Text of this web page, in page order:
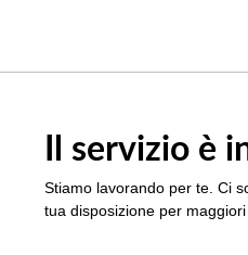
Il servizio è
Stiamo lavorando per te. Ci
tua disposizione per